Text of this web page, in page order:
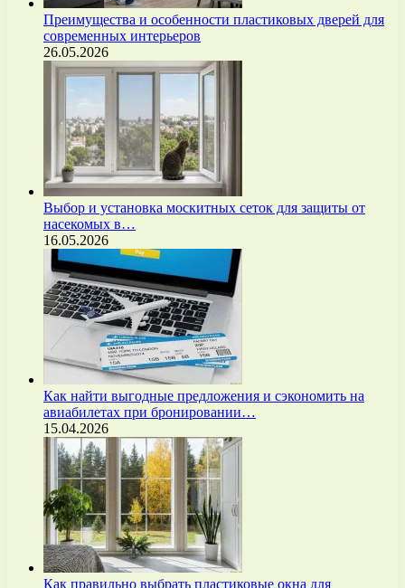
Преимущества и особенности пластиковых дверей для
современных интерьеров
26.05.2026
Выбор и установка москитных сеток для защиты от
насекомых в…
16.05.2026
Как найти выгодные предложения и сэкономить на
авиабилетах при бронировании…
15.04.2026
Как правильно выбрать пластиковые окна для